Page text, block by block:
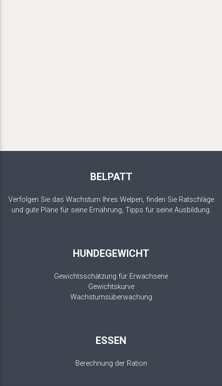
BELPATT
Verfolgen Sie das Wachstum Ihres Welpen, finden Sie Ratschläge
und gute Pläne für seine Ernährung, Tipps für seine Ausbildung.
HUNDEGEWICHT
Gewichtsschätzung für Erwachsene
Gewichtskurve
Wachstumsüberwachung
ESSEN
Berechnung der Ration